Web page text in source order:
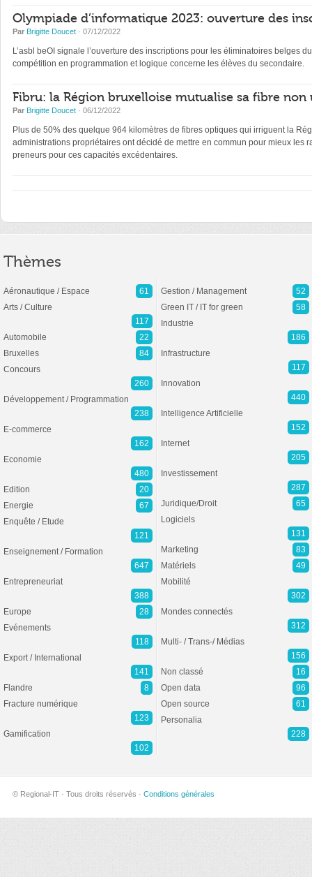
Olympiade d’informatique 2023: ouverture des
Par Brigitte Doucet · 07/12/2022
L’asbl beOI signale l’ouverture des inscriptions pour les éliminatoires belges
compétition en programmation et logique concerne les élèves du secondaire.
Fibru: la Région bruxelloise mutualise sa fibre non
Par Brigitte Doucet · 06/12/2022
Plus de 50% des quelque 964 kilomètres de fibres optiques qui irriguent la
administrations propriétaires ont décidé de mettre en commun pour mieux les
preneurs pour ces capacités excédentaires.
Thèmes
Aéronautique / Espace
61
Arts / Culture
117
Automobile
22
Bruxelles
84
Concours
260
Développement / Programmation
238
E-commerce
162
Economie
480
Edition
20
Energie
67
Enquête / Etude
121
Enseignement / Formation
647
Entrepreneuriat
388
Europe
28
Evénements
118
Export / International
141
Flandre
8
Fracture numérique
123
Gamification
102
Gestion / Management
52
Green IT / IT for green
58
Industrie
186
Infrastructure
117
Innovation
440
Intelligence Artificielle
152
Internet
205
Investissement
287
Juridique/Droit
65
Logiciels
131
Marketing
83
Matériels
49
Mobilité
302
Mondes connectés
312
Multi- / Trans-/ Médias
156
Non classé
16
Open data
96
Open source
61
Personalia
228
© Regional-IT · Tous droits réservés · Conditions générales